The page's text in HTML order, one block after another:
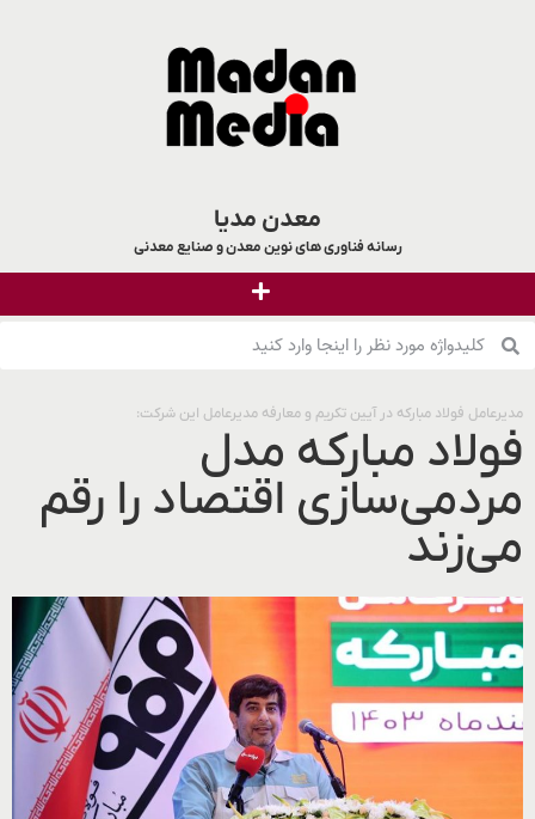
معدن مدیا
رسانه فناوری های نوین معدن و صنایع معدنی
مدیرعامل فولاد مبارکه در آیین تکریم و معارفه مدیرعامل این شرکت:
فولاد مباركه مدل
مردمی‌سازی اقتصاد را رقم
می‌زند